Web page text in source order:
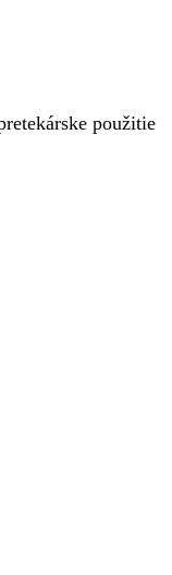
použitie